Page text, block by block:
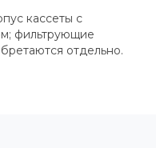
кассеты с
фильтрующие
отдельно.